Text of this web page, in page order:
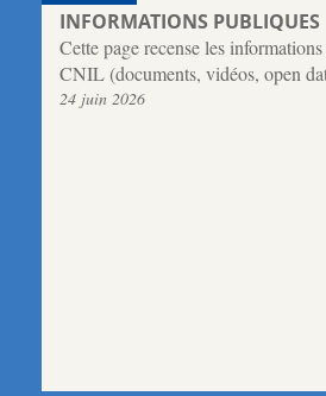
INFORMATIONS PUBLIQUES
Cette page recense les
CNIL (documents, vidéos, open
24 juin 2026